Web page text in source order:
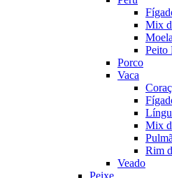
Mix
Peito
Porco
Vaca
Mix
Rim
Veado
Peixe